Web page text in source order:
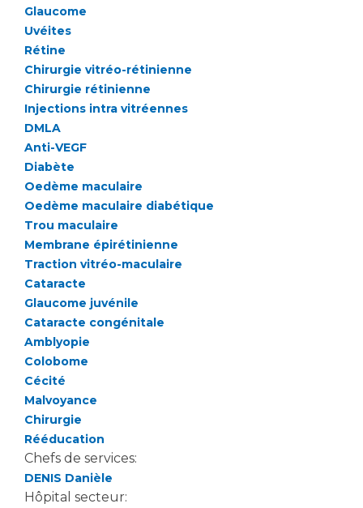
Glaucome
Uvéites
Rétine
Chirurgie vitréo-rétinienne
Chirurgie rétinienne
Injections intra vitréennes
DMLA
Anti-VEGF
Diabète
Oedème maculaire
Oedème maculaire diabétique
Trou maculaire
Membrane épirétinienne
Traction vitréo-maculaire
Cataracte
Glaucome juvénile
Cataracte congénitale
Amblyopie
Colobome
Cécité
Malvoyance
Chirurgie
Rééducation
Chefs de services:
DENIS Danièle
Hôpital secteur: